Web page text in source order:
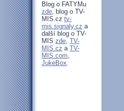
Blog o FATYMu
zde, blog o TV-
MIS.cz tv-
mis.signaly.cz a
další blog o TV-
MIS zde, TV-
MIS.cz a TV-
MIS.com,
JukeBox.